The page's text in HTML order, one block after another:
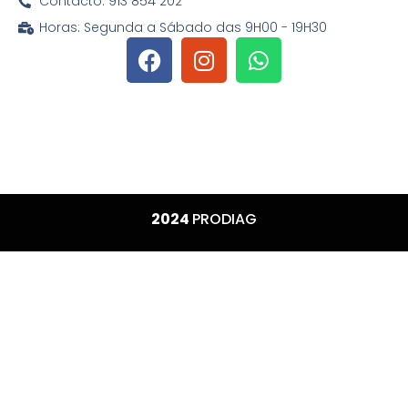
Horas: Segunda a Sábado das 9H00 - 19H30
2024 PRODIAG